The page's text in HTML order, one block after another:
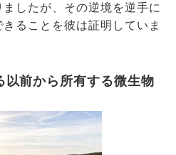
したが、その逆境を逆手に
ることを彼は証明していま
以前から所有する微生物